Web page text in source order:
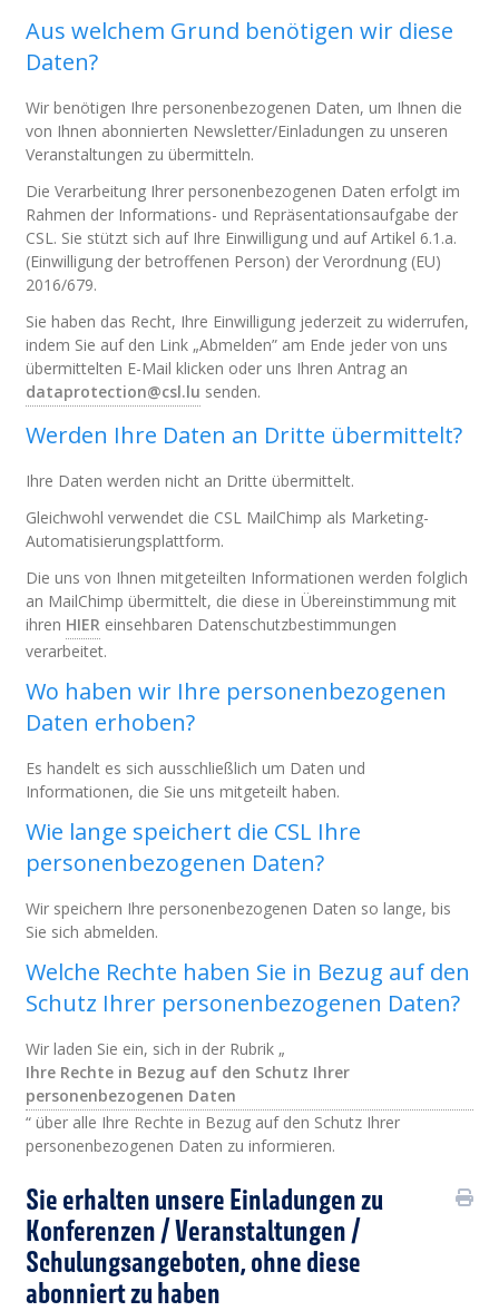
Aus welchem Grund benötigen wir diese
Daten?
Wir benötigen Ihre personenbezogenen Daten, um Ihnen die
von Ihnen abonnierten Newsletter/Einladungen zu unseren
Veranstaltungen zu übermitteln.
Die Verarbeitung Ihrer personenbezogenen Daten erfolgt im
Rahmen der Informations- und Repräsentationsaufgabe der
CSL. Sie stützt sich auf Ihre Einwilligung und auf Artikel 6.1.a.
(Einwilligung der betroffenen Person) der Verordnung (EU)
2016/679.
Sie haben das Recht, Ihre Einwilligung jederzeit zu widerrufen,
indem Sie auf den Link „Abmelden” am Ende jeder von uns
übermittelten E-Mail klicken oder uns Ihren Antrag an
dataprotection@csl.lu senden.
Werden Ihre Daten an Dritte übermittelt?
Ihre Daten werden nicht an Dritte übermittelt.
Gleichwohl verwendet die CSL MailChimp als Marketing-
Automatisierungsplattform.
Die uns von Ihnen mitgeteilten Informationen werden folglich
an MailChimp übermittelt, die diese in Übereinstimmung mit
ihren HIER einsehbaren Datenschutzbestimmungen
verarbeitet.
Wo haben wir Ihre personenbezogenen
Daten erhoben?
Es handelt es sich ausschließlich um Daten und
Informationen, die Sie uns mitgeteilt haben.
Wie lange speichert die CSL Ihre
personenbezogenen Daten?
Wir speichern Ihre personenbezogenen Daten so lange, bis
Sie sich abmelden.
Welche Rechte haben Sie in Bezug auf den
Schutz Ihrer personenbezogenen Daten?
Wir laden Sie ein, sich in der Rubrik „
Ihre Rechte in Bezug auf den Schutz Ihrer
personenbezogenen Daten
“ über alle Ihre Rechte in Bezug auf den Schutz Ihrer
personenbezogenen Daten zu informieren.
Sie erhalten unsere Einladungen zu
Konferenzen / Veranstaltungen /
Schulungsangeboten, ohne diese
abonniert zu haben